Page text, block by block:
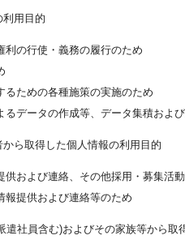
利用目的
利の行使・義務の履行のため
るための各種施策の実施のため
るデータの作成等、データ集積およ
から取得した個人情報の利用目的
供および連絡、その他採用・募集活
報提供および連絡等のため
遣社員含む)およびその家族等から取